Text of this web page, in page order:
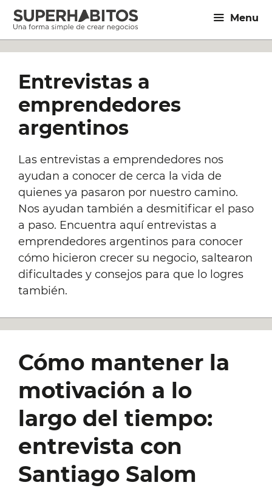
Saltar
contenido
Menu
Entrevistas a
emprendedores
argentinos
Las entrevistas a emprendedores nos
ayudan a conocer de cerca la vida de
quienes ya pasaron por nuestro camino.
Nos ayudan también a desmitificar el paso
a paso. Encuentra aquí entrevistas a
emprendedores argentinos para conocer
cómo hicieron crecer su negocio, saltearon
dificultades y consejos para que lo logres
también.
Cómo mantener la
motivación a lo
largo del tiempo:
entrevista con
Santiago Salom